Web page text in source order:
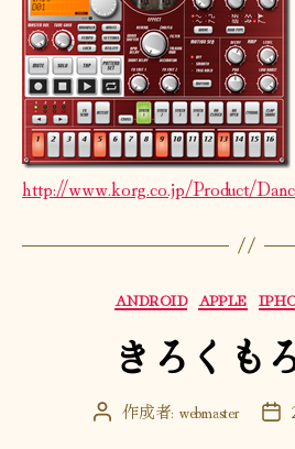
http://www.korg.co.jp/Product/
カ
テ
ゴ
リ
ANDROID APPLE
きろくも
投 作成者: webmaster
投